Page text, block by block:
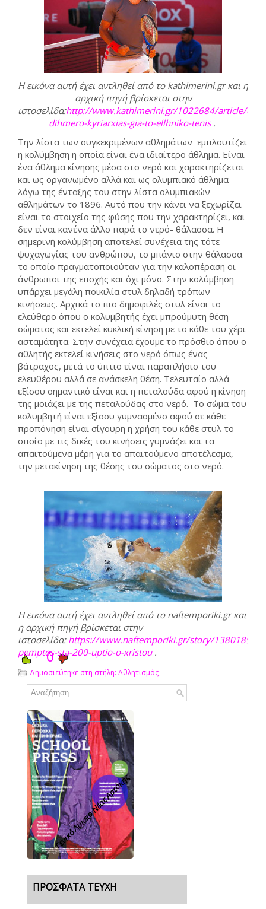
Η εικόνα αυτή έχει αντληθεί από το kathimerini.gr και η
αρχική πηγή βρίσκεται στην
ιστοσελίδα:http://www.kathimerini.gr/1022684/article/
dihmero-kyriarxias-gia-to-ellhniko-tenis.
Την λίστα των συγκεκριμένων αθλημάτων εμπλουτίζει
η κολύμβηση η οποία είναι ένα ιδιαίτερο άθλημα. Είναι
ένα άθλημα κίνησης μέσα στο νερό και χαρακτηρίζεται
και ως οργανωμένο αλλά και ως ολυμπιακό άθλημα
λόγω της ένταξης του στην λίστα ολυμπιακών
αθλημάτων το 1896. Αυτό που την κάνει να ξεχωρίζει
είναι το στοιχείο της φύσης που την χαρακτηρίζει, και
δεν είναι κανένα άλλο παρά το νερό- θάλασσα. Η
σημερινή κολύμβηση αποτελεί συνέχεια της τότε
ψυχαγωγίας του ανθρώπου, το μπάνιο στην θάλασσα
το οποίο πραγματοποιούταν για την καλοπέραση οι
άνθρωποι της εποχής και όχι μόνο. Στην κολύμβηση
υπάρχει μεγάλη ποικιλία στυλ δηλαδή τρόπων
κινήσεως. Αρχικά το πιο δημοφιλές στυλ είναι το
ελεύθερο όπου ο κολυμβητής έχει μπρούμυτη θέση
σώματος και εκτελεί κυκλική κίνηση με το κάθε του χέρι
ασταμάτητα. Στην συνέχεια έχουμε το πρόσθιο όπου ο
αθλητής εκτελεί κινήσεις στο νερό όπως ένας
βάτραχος, μετά το ύπτιο είναι παραπλήσιο του
ελευθέρου αλλά σε ανάσκελη θέση. Τελευταίο αλλά
εξίσου σημαντικό είναι και η πεταλούδα αφού η κίνηση
της μοιάζει με της πεταλούδας στο νερό. Το σώμα του
κολυμβητή είναι εξίσου γυμνασμένο αφού σε κάθε
προπόνηση είναι σίγουρη η χρήση του κάθε στυλ το
οποίο με τις δικές του κινήσεις γυμνάζει και τα
απαιτούμενα μέρη για το απαιτούμενο αποτέλεσμα,
την μετακίνηση της θέσης του σώματος στο νερό.
Η εικόνα αυτή έχει αντληθεί από το naftemporiki.gr και
η αρχική πηγή βρίσκεται στην
ιστοσελίδα: https://www.naftemporiki.gr/story/1380189/
pemptos-sta-200-uptio-o-xristou.
0
Δημοσιεύτηκε στη στήλη: Αθλητισμός
Γενικό Λύκειο Νέας Αρτάκης
ΠΡΌΣΦΑΤΑ ΤΕΎΧΗ